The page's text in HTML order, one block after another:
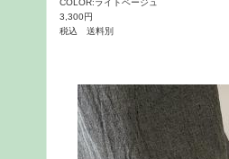
COLOR:ライトベージュ
3,300円
税込 送料別